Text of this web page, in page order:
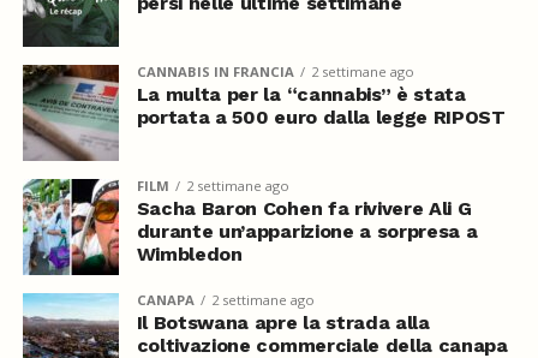
CANNABIS IN FRANCIA 2 settimane ago
La multa per la “cannabis” è stata
portata a 500 euro dalla legge RIPOST
FILM 2 settimane ago
Sacha Baron Cohen fa rivivere Ali G
durante un’apparizione a sorpresa a
Wimbledon
CANAPA 2 settimane ago
Il Botswana apre la strada alla
coltivazione commerciale della canapa